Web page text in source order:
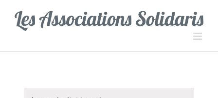
contenu